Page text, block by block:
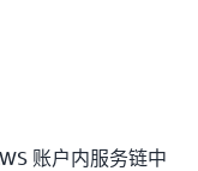
账户内服务链中